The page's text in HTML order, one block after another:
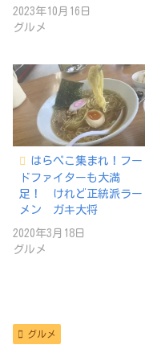
2023年10月16日
グルメ
はらぺこ集まれ！フー
ドファイターも大満
足！ けれど正統派ラー
メン ガキ大将
2020年3月18日
グルメ
グルメ